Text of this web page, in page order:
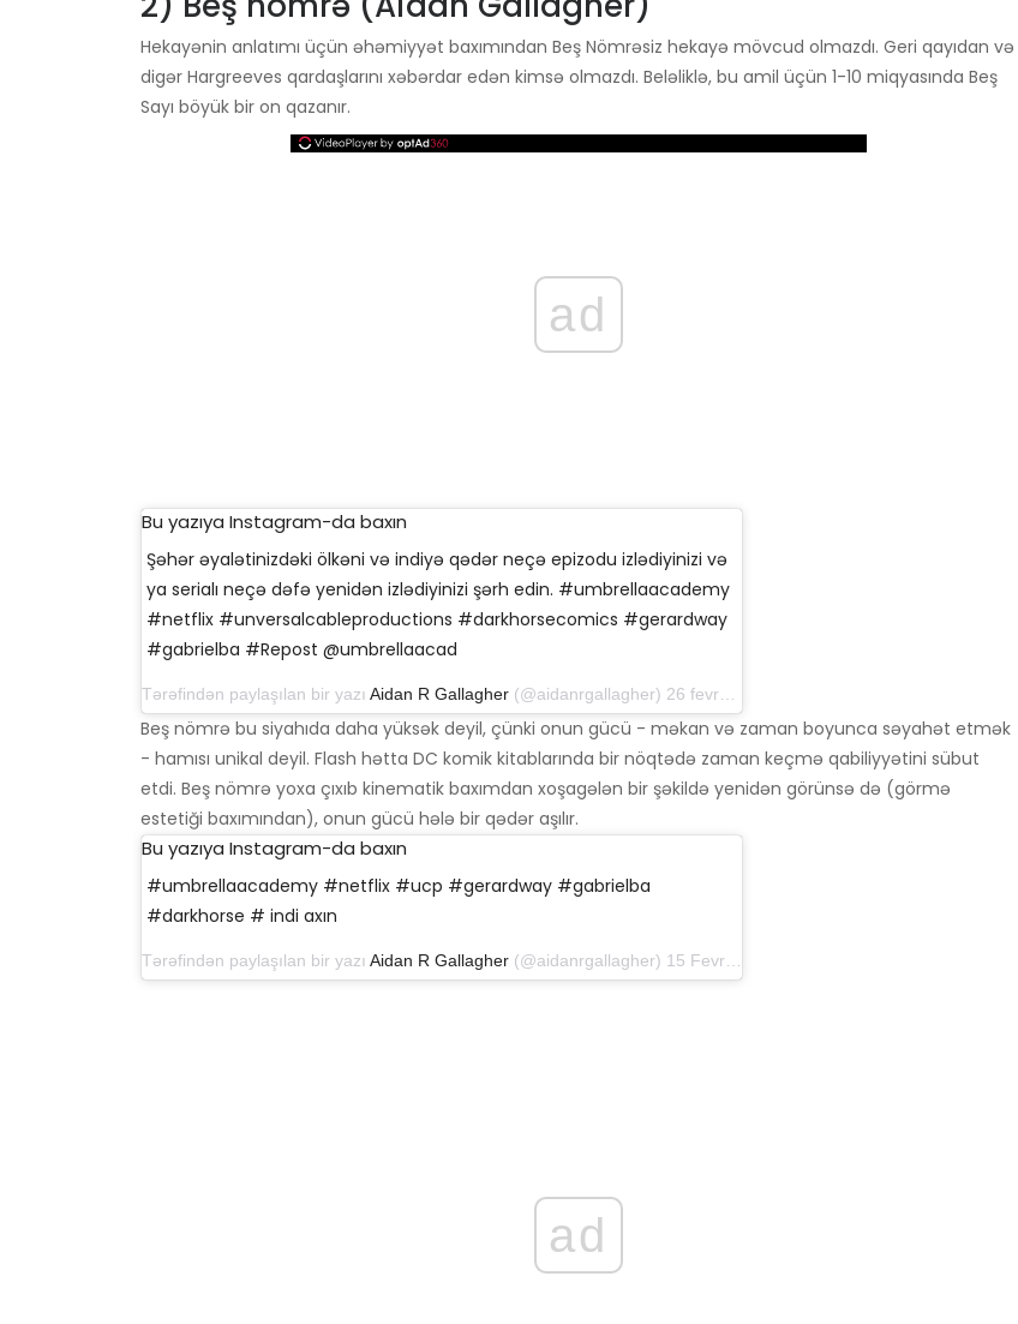
Hekayənin anlatımı üçün əhəmiyyət baxımından Beş Nömrəsiz hekayə mövcud olmazdı. Geri qayıdan və
digər Hargreeves qardaşlarını xəbərdar edən kimsə olmazdı. Beləliklə, bu amil üçün 1-10 miqyasında Beş
Sayı böyük bir on qazanır.
ad
Bu yazıya Instagram-da baxın
Şəhər əyalətinizdəki ölkəni və indiyə qədər neçə epizodu izlədiyinizi və
ya serialı neçə dəfə yenidən izlədiyinizi şərh edin. #umbrellaacademy
#netflix #unversalcableproductions #darkhorsecomics #gerardway
#gabrielba #Repost @umbrellaacad
Tərəfindən paylaşılan bir yazı Aidan R Gallagher (@aidanrgallagher) 26 fevral 2019-cu il tarixində, saat 11: 15-də PST
Beş nömrə bu siyahıda daha yüksək deyil, çünki onun gücü - məkan və zaman boyunca səyahət etmək
- hamısı unikal deyil. Flash hətta DC komik kitablarında bir nöqtədə zaman keçmə qabiliyyətini sübut
etdi. Beş nömrə yoxa çıxıb kinematik baxımdan xoşagələn bir şəkildə yenidən görünsə də (görmə
estetiği baxımından), onun gücü hələ bir qədər aşılır.
Bu yazıya Instagram-da baxın
#umbrellaacademy #netflix #ucp #gerardway #gabrielba
#darkhorse # indi axın
Tərəfindən paylaşılan bir yazı Aidan R Gallagher (@aidanrgallagher) 15 Fevral 2019 tarixində 8: 17-də PST
ad